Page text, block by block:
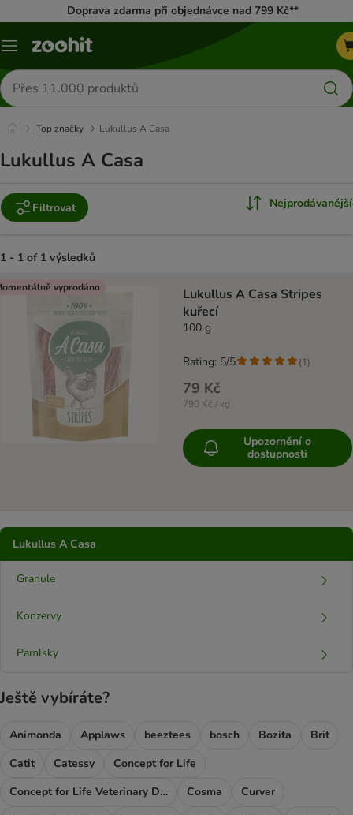
Doprava zdarma při objednávce nad 799 Kč**
Menu
Hledat
produkty
Top značky Lukullus A Casa
Lukullus A Casa
Filtrovat Nejprodávanější
1 - 1 of 1 výsledků
product items have been changed
vyprodáno
Lukullus A Casa Stripes
kuřecí
100 g
79 Kč
790 Kč / kg
Rating: 5/5 (1)
Upozornění o
dostupnosti
Lukullus A Casa
Granule
Konzervy
Pamlsky
Ještě vybíráte?
Animonda Applaws beeztees bosch Bozita
Brit
Catit
Catessy
Concept for Life
Concept for Life Veterinary Diet
Cosma
Curver